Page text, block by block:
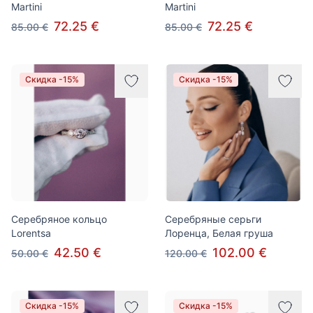
Martini
85.00 € 72.25 €
Martini
85.00 € 72.25 €
Скидка -15%
Серебряное кольцо
Lorentsa
50.00 € 42.50 €
Скидка -15%
Серебряные серьги
Лоренца, Белая груша
120.00 € 102.00 €
Скидка -15% Скидка -15%